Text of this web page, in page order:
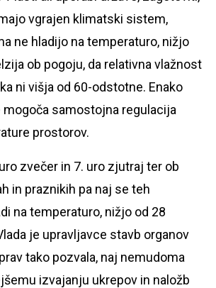
vgrajen klimatski sistem,
ne hladijo na temperaturo, nižjo
ob pogoju, da relativna vlažnost
ni višja od 60-odstotne. Enako
mogoča samostojna regulacija
prostorov.
zvečer in 7. uro zjutraj ter ob
in praznikih pa naj se teh
na temperaturo, nižjo od 28
je upravljavce stavb organov
tako pozvala, naj nemudoma
izvajanju ukrepov in naložb